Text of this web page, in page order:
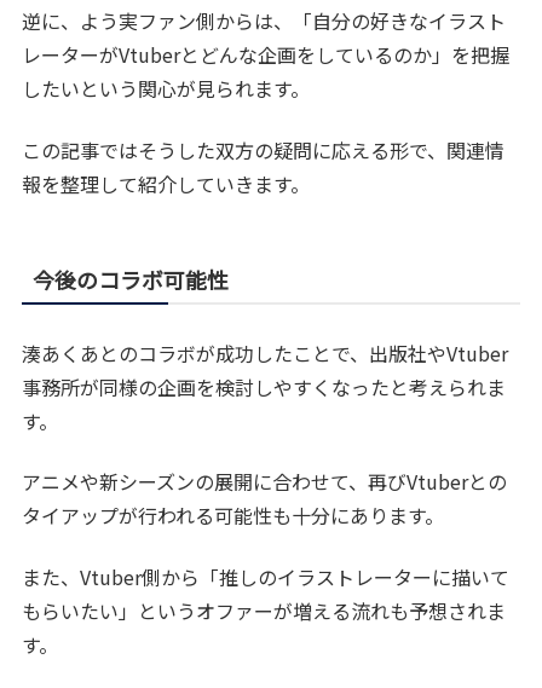
逆に、よう実ファン側からは、「自分の好きなイラスト
レーターがVtuberとどんな企画をしているのか」を把握
したいという関心が見られます。
この記事ではそうした双方の疑問に応える形で、関連情
報を整理して紹介していきます。
今後のコラボ可能性
湊あくあとのコラボが成功したことで、出版社やVtuber
事務所が同様の企画を検討しやすくなったと考えられま
す。
アニメや新シーズンの展開に合わせて、再びVtuberとの
タイアップが行われる可能性も十分にあります。
また、Vtuber側から「推しのイラストレーターに描いて
もらいたい」というオファーが増える流れも予想されま
す。